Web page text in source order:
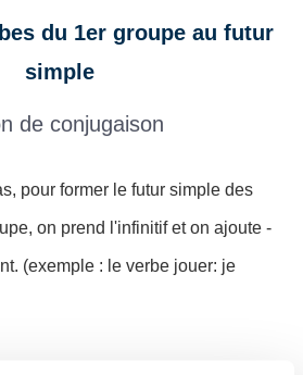
du 1er groupe au futur
simple
de conjugaison
pour former le futur simple des
on prend l'infinitif et on ajoute -
(exemple : le verbe jouer: je